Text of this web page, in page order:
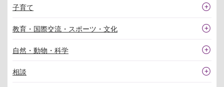
子育て
教育・国際交流・スポーツ・文化
自然・動物・科学
相談